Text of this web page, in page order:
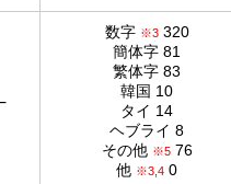
数字 ※3320
簡体字 81
繁体字 83
韓国 10
タイ 14
ヘブライ 8
その他 ※576
他 ※3,4 0